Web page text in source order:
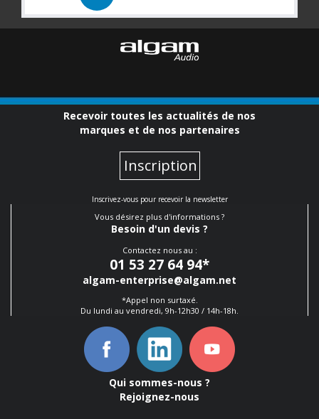
Recevoir toutes les actualités de nos
marques et de nos partenaires
Inscription
Inscrivez-vous pour recevoir la newsletter
Vous désirez plus d'informations ?
Besoin d'un devis ?
Contactez nous au :
01 53 27 64 94*
algam-enterprise@algam.net
*Appel non surtaxé.
Du lundi au vendredi, 9h-12h30 / 14h-18h.
Qui sommes-nous ?
Rejoignez-nous